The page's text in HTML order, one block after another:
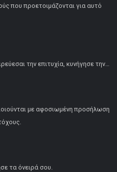
που προετοιμάζονται για αυτό
την επιτυχία, κυνήγησε την…
με αφοσιωμένη προσήλωση
τα όνειρά σου.